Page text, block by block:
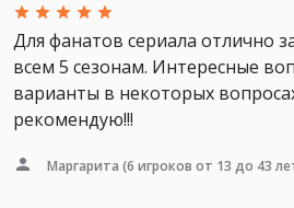
Для фанатов сериала отлично
всем 5 сезонам. Интересные
варианты в некоторых
рекомендую!!!
Маргарита (6 игроков от 13 до 43